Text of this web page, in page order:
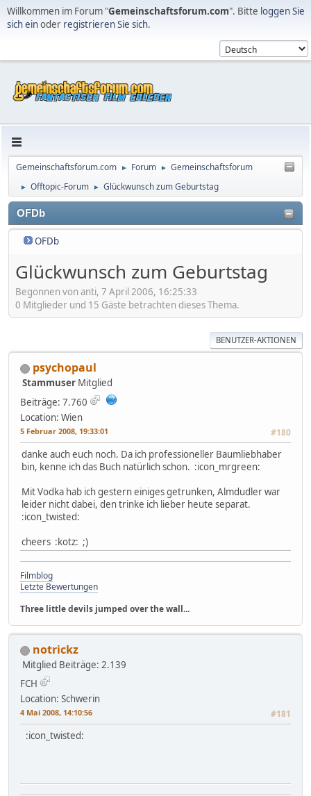
Willkommen im Forum "Gemeinschaftsforum.com". Bitte loggen Sie
sich einoder registrieren Sie sich.
Gemeinschaftsforum.com ► Forum ► Gemeinschaftsforum
► Offtopic-Forum ► Glückwunsch zum Geburtstag
OFDb
OFDb
Glückwunsch zum Geburtstag
Begonnen von anti, 7 April 2006, 16:25:33
0 Mitglieder und 15 Gäste betrachten dieses Thema.
BENUTZER-AKTIONEN
psychopaul
Stammuser Mitglied
Beiträge: 7.760
Location: Wien
5 Februar 2008, 19:33:01 #180
danke auch euch noch. Da ich professioneller Baumliebhaber
bin, kenne ich das Buch natürlich schon. :icon_mrgreen:
Mit Vodka hab ich gestern einiges getrunken, Almdudler war
leider nicht dabei, den trinke ich lieber heute separat.
:icon_twisted:
cheers :kotz: ;)
Filmblog
Letzte Bewertungen
Three little devils jumped over the wall...
notrickz
Mitglied Beiträge: 2.139
FCH
Location: Schwerin
4 Mai 2008, 14:10:56 #181
:icon_twisted: